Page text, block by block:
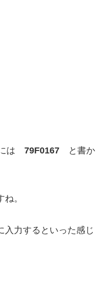
は 79F0167 と書か
。
入力するといった感じ